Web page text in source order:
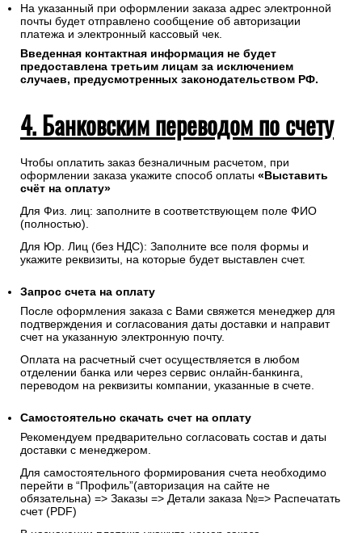
На указанный при оформлении заказа адрес электронной
почты будет отправлено сообщение об авторизации
платежа и электронный кассовый чек.
Введенная контактная информация не будет
предоставлена третьим лицам за исключением
случаев, предусмотренных законодательством РФ.
4. Банковским переводом по счету
Чтобы оплатить заказ безналичным расчетом, при
оформлении заказа укажите способ оплаты «Выставить
счёт на оплату»
Для Физ. лиц: заполните в соответствующем поле ФИО
(полностью).
Для Юр. Лиц (без НДС): Заполните все поля формы и
укажите реквизиты, на которые будет выставлен счет.
Запрос счета на оплату
После оформления заказа с Вами свяжется менеджер для
подтверждения и согласования даты доставки и направит
счет на указанную электронную почту.
Оплата на расчетный счет осуществляется в любом
отделении банка или через сервис онлайн-банкинга,
переводом на реквизиты компании, указанные в счете.
Самостоятельно скачать счет на оплату
Рекомендуем предварительно согласовать состав и даты
доставки с менеджером.
Для самостоятельного формирования счета необходимо
перейти в “Профиль”(авторизация на сайте не
обязательна) => Заказы => Детали заказа №=> Распечатать
счет (PDF)